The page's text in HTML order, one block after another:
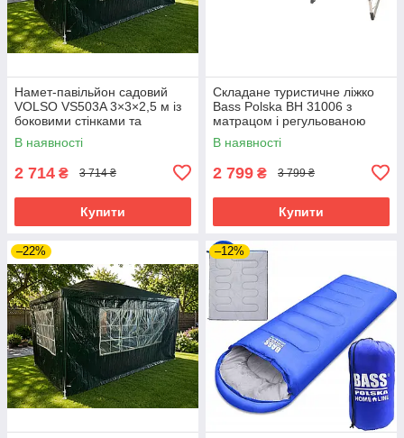
Намет-павільйон садовий
VOLSO VS503A 3×3×2,5 м із
боковими стінками та
прозорими вікнами,
водонепроникний, зелений
В наявності
2 714 ₴ 3 714 ₴
Купити
Складане туристичне ліжко
Bass Polska BH 31006 з
матрацом і регульованою
спинкою, розкладне
кемпінгове ліжко 193×68×30
В наявності
2 799 ₴ 3 799 ₴
Купити
–22% –12%